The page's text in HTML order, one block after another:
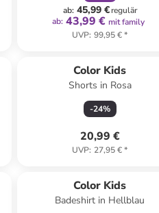
ab: 45,99 €regulär
ab: 43,99 € mit family
UVP: 99,95 €*
Color Kids
Shorts in Rosa
-24%
20,99 €
UVP: 27,95 €*
Color Kids
Badeshirt in Hellblau